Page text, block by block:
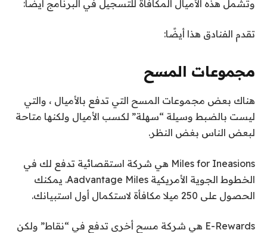
وتشمل هذه الأميال المكافأة للتسجيل في البرنامج أيضًا:
تقدم الفنادق هذا أيضًا:
مجموعات المسح
هناك بعض مجموعات المسح التي تدفع بالأميال ، والتي
ليست بالضبط وسيلة “سهلة” لكسب الأميال ولكنها متاحة
لبعض الناس بغض النظر.
Miles for Ineasions هي شركة استقصائية تدفع لك في
الخطوط الجوية الأمريكية Aadvantage Miles. يمكنك
الحصول على 250 ميلا مكافأة لاستكمال أول استبيانك.
E-Rewards هي شركة مسح أخرى تدفع في “نقاط” ولكن